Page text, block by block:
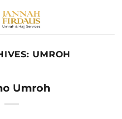
UMROH
Umroh